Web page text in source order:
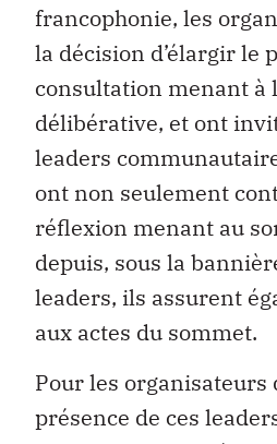
francophonie, les
la décision d’élargir le
consultation menant à
délibérative, et ont
leaders
ont non seulement
réflexion menant au
depuis, sous la
leaders, ils assurent
aux actes du sommet.
Pour les organisateurs
présence de ces